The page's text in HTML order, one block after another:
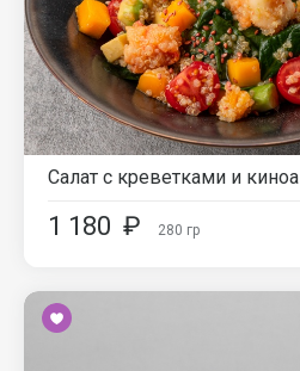
Салат с креветками и киноа
1 180 ₽ 280 гр